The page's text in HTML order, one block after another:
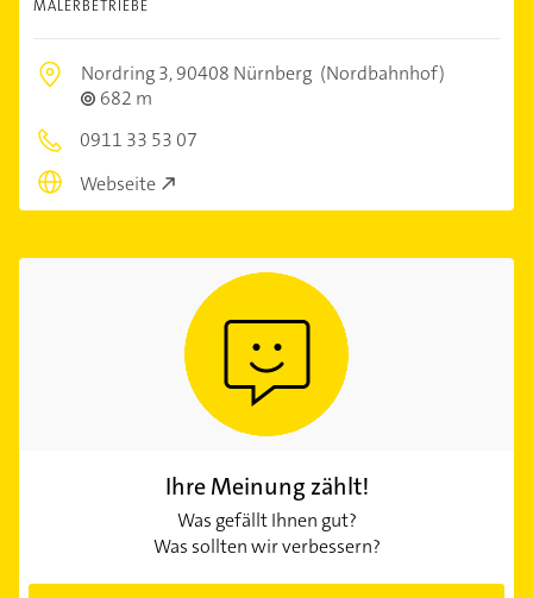
MALERBETRIEBE
Nordring 3,90408 Nürnberg (Nordbahnhof)
682 m
0911 33 53 07
Webseite
Ihre Meinung zählt!
Was gefällt Ihnen gut?
Was sollten wir verbessern?